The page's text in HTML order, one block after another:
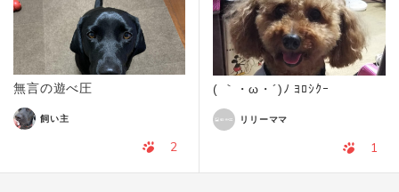
無言の遊べ圧
飼い主
2
( ｀・ω・´)ﾉ ﾖﾛｼｸｰ
リリーママ
1